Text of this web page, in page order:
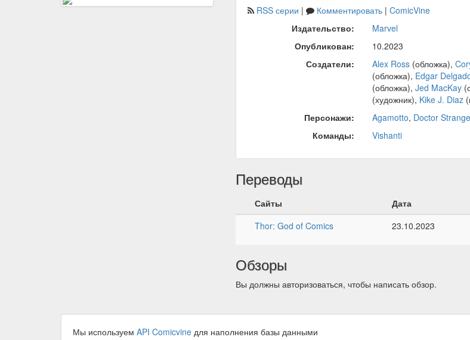
RSS серии | Комментировать| ComicVine
Издательство:
Marvel
Опубликован:
10.2023
Создатели:
Alex Ross(обложка),
(обложка), Edgar
(обложка), Jed MacKay
(художник), Kike J. Diaz
Персонажи:
Agamotto, Doctor Strange
Команды:
Vishanti
Переводы
Сайты Дата
Thor: God of Comics
23.10.2023
Обзоры
Вы должны авторизоваться, чтобы написать обзор.
Мы используем API Comicvine для наполнения базы данными